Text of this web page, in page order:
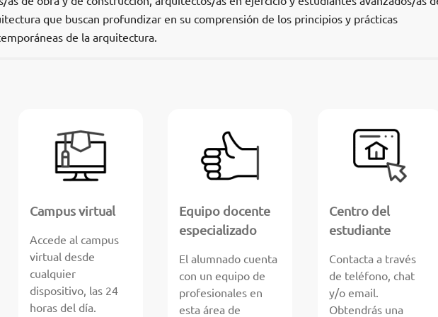
que buscan profundizar en su comprensión de los principios y prácticas
de la arquitectura.
Campus virtual
Accede al campus
virtual desde
cualquier
dispositivo, las 24
horas del día.
Equipo docente
especializado
El alumnado cuenta
con un equipo de
profesionales en
esta área de
Centro del
estudiante
Contacta a través
de teléfono, chat
y/o email.
Obtendrás una